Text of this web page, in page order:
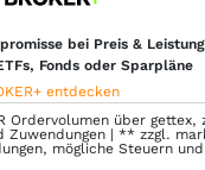
bei Preis &
Fonds oder Sparpläne
entdecken
Ordervolumen über
Zuwendungen | ** zzgl.
mögliche Steuern